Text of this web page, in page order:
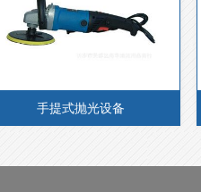
手提式抛光设备